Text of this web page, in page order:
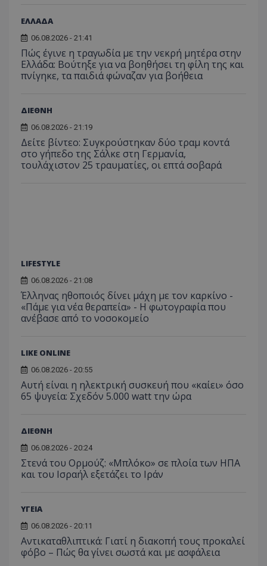
ΕΛΛΑΔΑ
06.08.2026 - 21:41
Πώς έγινε η τραγωδία με την νεκρή μητέρα στην
Ελλάδα: Βούτηξε για να βοηθήσει τη φίλη της και
πνίγηκε, τα παιδιά φώναζαν για βοήθεια
ΔΙΕΘΝΗ
06.08.2026 - 21:19
Δείτε βίντεο: Συγκρούστηκαν δύο τραμ κοντά
στο γήπεδο της Σάλκε στη Γερμανία,
τουλάχιστον 25 τραυματίες, οι επτά σοβαρά
LIFESTYLE
06.08.2026 - 21:08
Έλληνας ηθοποιός δίνει μάχη με τον καρκίνο -
«Πάμε για νέα θεραπεία» - Η φωτογραφία που
ανέβασε από το νοσοκομείο
LIKE ONLINE
06.08.2026 - 20:55
Αυτή είναι η ηλεκτρική συσκευή που «καίει» όσο
65 ψυγεία: Σχεδόν 5.000 watt την ώρα
ΔΙΕΘΝΗ
06.08.2026 - 20:24
Στενά του Ορμούζ: «Μπλόκο» σε πλοία των ΗΠΑ
και του Ισραήλ εξετάζει το Ιράν
ΥΓΕΙΑ
06.08.2026 - 20:11
Αντικαταθλιπτικά: Γιατί η διακοπή τους προκαλεί
φόβο – Πώς θα γίνει σωστά και με ασφάλεια